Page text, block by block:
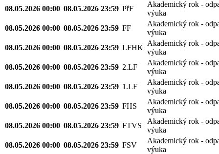
08.05.2026 00:00 08.05.2026 23:59 PřF
Akademický rok -
výuka
08.05.2026 00:00 08.05.2026 23:59 FF
Akademický rok -
výuka
08.05.2026 00:00 08.05.2026 23:59 LFHK
Akademický rok -
výuka
08.05.2026 00:00 08.05.2026 23:59 2.LF
Akademický rok -
výuka
08.05.2026 00:00 08.05.2026 23:59 1.LF
Akademický rok -
výuka
08.05.2026 00:00 08.05.2026 23:59 FHS
Akademický rok -
výuka
08.05.2026 00:00 08.05.2026 23:59 FTVS
Akademický rok -
výuka
08.05.2026 00:00 08.05.2026 23:59 FSV
Akademický rok -
výuka